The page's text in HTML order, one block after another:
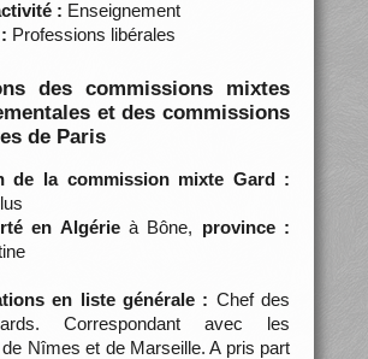
: Enseignement
Professions libérales
des commissions mixtes
et des commissions
de Paris
de la commission mixte Gard :
en Algérieà Bône, province :
en liste générale : Chef des
Correspondant avec les
Nîmes et de Marseille. A pris part